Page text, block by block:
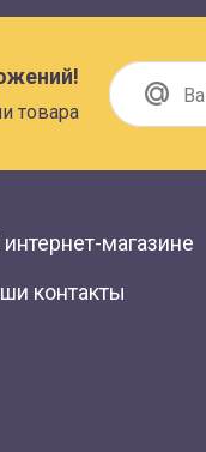
товара
магазине
контакты